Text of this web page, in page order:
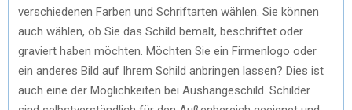
verschiedenen Farben und Schriftarten wählen. Sie können
auch wählen, ob Sie das Schild bemalt, beschriftet oder
graviert haben möchten. Möchten Sie ein Firmenlogo oder
ein anderes Bild auf Ihrem Schild anbringen lassen? Dies ist
auch eine der Möglichkeiten bei Aushangeschild. Schilder